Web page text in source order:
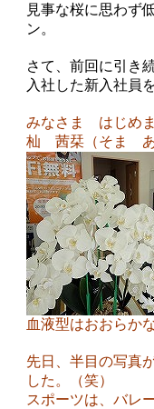
見事な桜に思わず
ン。
さて、前回に引き
入社した新入社員
みなさま はじめま
杣 茜栞（そま あ
血液型はおおらか
先日、半目の写真
した。（笑）
スポーツは、バレ